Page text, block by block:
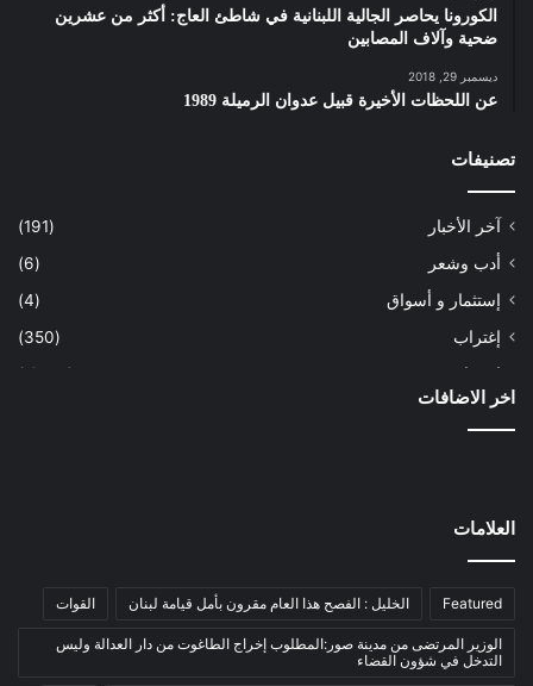
الكورونا يحاصر الجالية اللبنانية في شاطئ العاج: أكثر من عشرين
ضحية وآلاف المصابين
ديسمبر 29, 2018
عن اللحظات الأخيرة قبيل عدوان الرميلة 1989
تصنيفات
آخر الأخبار
(191)
أدب وشعر
(6)
إستثمار و أسواق
(4)
إغتراب
(350)
إقتصاد
(1٬039)
أسهم
دراسة
طاقة
مصارف
موازنة
اخر الاضافات
العلامات
Featured الخليل : الفصح هذا العام مقرون بأمل قيامة لبنان القوات
الوزير المرتضى من مدينة صور:المطلوب إخراج الطاغوت من دار العدالة وليس
التدخل في شؤون القضاء